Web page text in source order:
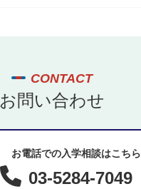
CONTACT
お問い合わせ
お電話での入学相談はこちら
03-5284-7049